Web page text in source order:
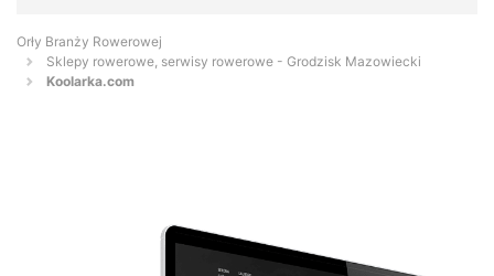
Orły Branży Rowerowej
Sklepy rowerowe, serwisy rowerowe - Grodzisk Mazowiecki
Koolarka.com